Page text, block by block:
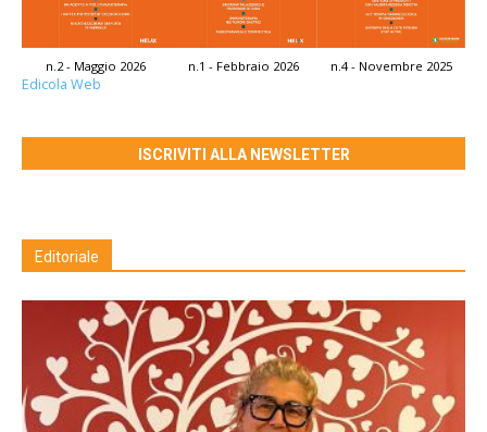
n.2 - Maggio 2026 n.1 - Febbraio 2026 n.4 - Novembre 2025
Edicola Web
ISCRIVITI ALLA NEWSLETTER
Editoriale